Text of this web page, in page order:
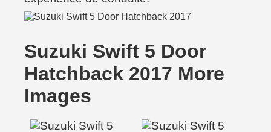
Suzuki Swift 5 Door
Hatchback 2017 More
Images